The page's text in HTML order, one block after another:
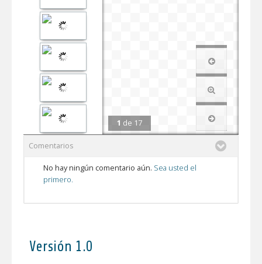
1 de 17
Comentarios
No hay ningún comentario aún. Sea usted el
primero.
Versión 1.0